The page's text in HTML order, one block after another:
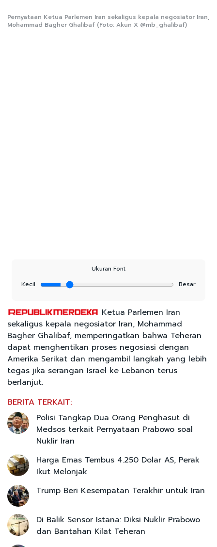
Pernyataan Ketua Parlemen Iran sekaligus kepala negosiator Iran,
Mohammad Bagher Ghalibaf (Foto: Akun X @mb_ghalibaf)
Ukuran Font
Kecil
Besar
Ketua Parlemen Iran
sekaligus kepala negosiator Iran, Mohammad
Bagher Ghalibaf, memperingatkan bahwa Teheran
dapat menghentikan proses negosiasi dengan
Amerika Serikat dan mengambil langkah yang lebih
tegas jika serangan Israel ke Lebanon terus
berlanjut.
BERITA TERKAIT:
Polisi Tangkap Dua Orang Penghasut di
Medsos terkait Pernyataan Prabowo soal
Nuklir Iran
Harga Emas Tembus 4.250 Dolar AS, Perak
Ikut Melonjak
Trump Beri Kesempatan Terakhir untuk Iran
Di Balik Sensor Istana: Diksi Nuklir Prabowo
dan Bantahan Kilat Teheran